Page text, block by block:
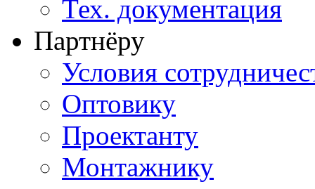
Тех. документация
Партнёру
Условия
Оптовику
Проектанту
Монтажнику